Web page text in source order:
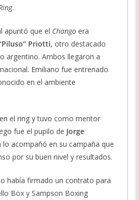
.
apuntó que el Changoera
Priotti, otro destacado
argentino. Ambos llegaron a
Emiliano fue entrenado
en el ambiente
el ring y tuvo como mentor
fue el pupilo de Jorge
lo acompañó en su campaña que
por su buen nivel y resultados.
había firmado un contrato para
Box y Sampson Boxing